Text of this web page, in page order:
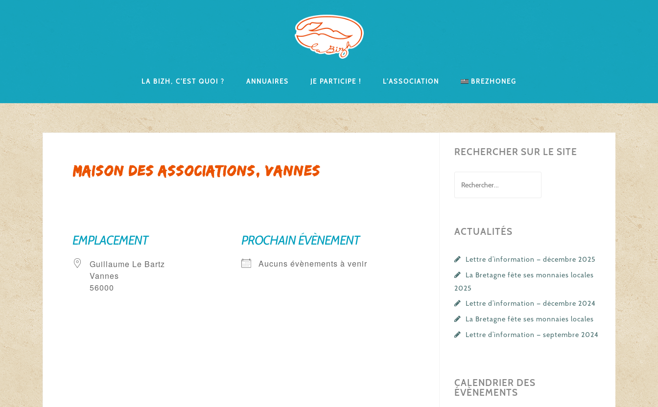
La Bizh, c’est quoi ? Annuaires Je participe ! L’association Brezhoneg
Maison des Associations, Vannes
EMPLACEMENT
Guillaume Le Bartz
Vannes
56000
PROCHAIN ÉVÈNEMENT
Aucuns évènements à venir
RECHERCHER SUR LE SITE
ACTUALITÉS
Lettre d’information — décembre 2025
La Bretagne fête ses monnaies locales
2025
Lettre d’information — décembre 2024
La Bretagne fête ses monnaies locales
Lettre d’information — septembre 2024
CALENDRIER DES
ÉVÈNEMENTS